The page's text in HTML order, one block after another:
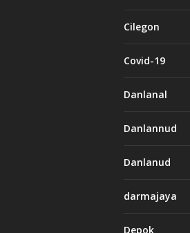
Cilegon
Covid-19
Danlanal
Danlannud
Danlanud
darmajaya
Depok